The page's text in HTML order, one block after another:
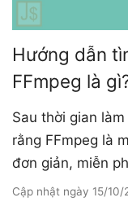
Hướng dẫn
FFmpeg là
Sau thời gian
rằng FFmpeg là
đơn giản, miễn
Cập nhật ngày 15/10/